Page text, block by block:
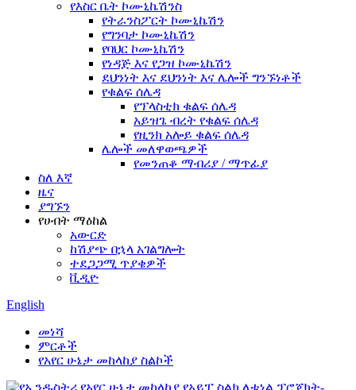
የእስር ቤት ኮሙኒኬሽንስ
የትራንስፖርት ኮሙኒኬሽን
የግንባታ ኮሙኒኬሽን
የባህር ኮሙኒኬሽን
የነዳጅ እና የጋዝ ኮሙኒኬሽን
ደህንነት እና ደህንነት እና ሌሎች ግንኙነቶች
የቁልፍ ሰሌዳ
የፕላስቲክ ቁልፍ ሰሌዳ
አይዝጌ ብረት የቁልፍ ሰሌዳ
የዚንክ አሎይ ቁልፍ ሰሌዳ
ሌሎች መለዋወጫዎች
የመንጠቆ ማብሪያ / ማጥፊያ
ስለ እኛ
ዜና
ያግኙን
የሀብት ማዕከል
አውርድ
ከሽያጭ በኋላ አገልግሎት
ተደጋጋሚ ጥያቄዎች
ቪዲዮ
English
መነሻ
ምርቶች
የአየር ሁኔታ መከላከያ ስልኮች